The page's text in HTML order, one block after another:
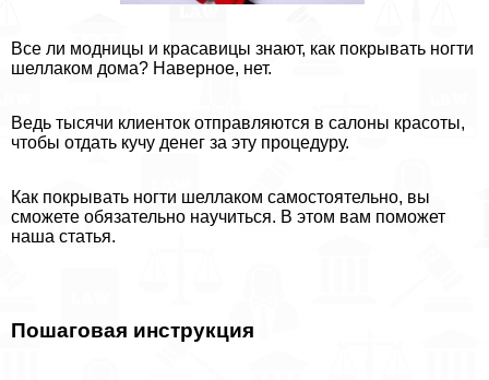
Все ли модницы и красавицы знают, как покрывать ногти
шеллаком дома? Наверное, нет.
Ведь тысячи клиенток отправляются в салоны красоты,
чтобы отдать кучу денег за эту процедуру.
Как покрывать ногти шеллаком самостоятельно, вы
сможете обязательно научиться. В этом вам поможет
наша статья.
Пошаговая инструкция